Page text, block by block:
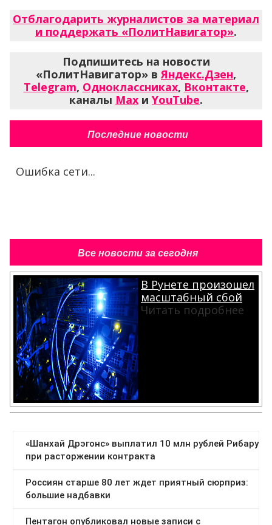
Отблагодарить журналистов за материал
и поддержать «ПолитНавигатор».
Подпишитесь на новости
«ПолитНавигатор» вЯндекс.Дзен,
Telegram, Одноклассниках, Вконтакте,
каналы Max и YouTube.
Последние новости
Ошибка сети...
Все новости за сегодня
В Рунете произошел
масштабный сбой
Читать подробнее